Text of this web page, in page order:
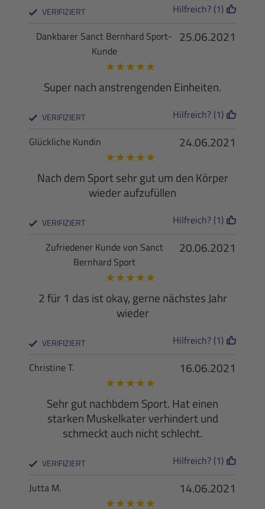
VERIFIZIERT Hilfreich? (1)
25.06.2021
Dankbarer Sanct Bernhard Sport-
Kunde
★★★★★
Super nach anstrengenden Einheiten.
VERIFIZIERT Hilfreich? (1)
24.06.2021
Glückliche Kundin
★★★★★
Nach dem Sport sehr gut um den Körper
wieder aufzufüllen
VERIFIZIERT Hilfreich? (1)
20.06.2021
Zufriedener Kunde von Sanct
Bernhard Sport
★★★★★
2 für 1 das ist okay, gerne nächstes Jahr
wieder
VERIFIZIERT Hilfreich? (1)
16.06.2021
Christine T.
★★★★★
Sehr gut nachbdem Sport. Hat einen
starken Muskelkater verhindert und
schmeckt auch nicht schlecht.
VERIFIZIERT Hilfreich? (1)
14.06.2021
Jutta M.
★★★★★